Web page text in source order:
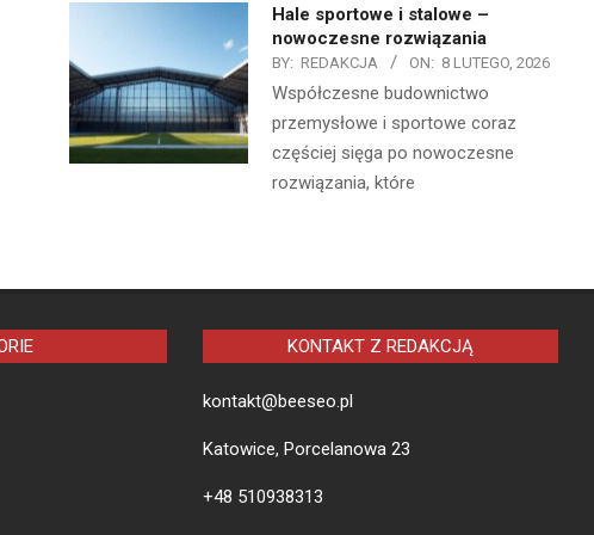
Hale sportowe i stalowe –
nowoczesne rozwiązania
BY: REDAKCJA ON: 8 LUTEGO, 2026
Współczesne budownictwo
przemysłowe i sportowe coraz
częściej sięga po nowoczesne
rozwiązania, które
KONTAKT Z REDAKCJĄ
kontakt@beeseo.pl
Katowice, Porcelanowa 23
+48 510938313